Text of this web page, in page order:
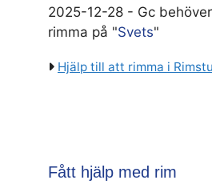
2025-12-28 - Gc
rimma på "Svets"
Hjälp till att rimma i
Fått hjälp med rim